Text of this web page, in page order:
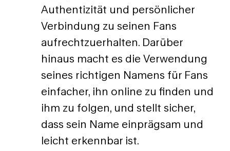
Authentizität und persönlicher
Verbindung zu seinen Fans
aufrechtzuerhalten. Darüber
hinaus macht es die Verwendung
seines richtigen Namens für Fans
einfacher, ihn online zu finden und
ihm zu folgen, und stellt sicher,
dass sein Name einprägsam und
leicht erkennbar ist.